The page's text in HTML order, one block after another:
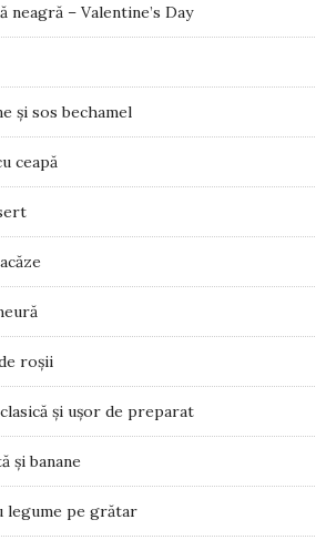
neagră – Valentine’s Day
și sos bechamel
ceapă
roșii
și ușor de preparat
și banane
legume pe grătar